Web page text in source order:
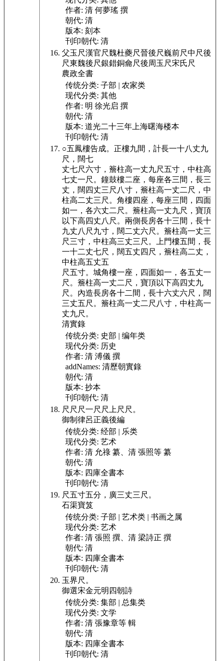
作者: 清 何夢瑤 撰
朝代: 清
版本: 刻本
刊印朝代: 清
父玉尺漢官尺魏杜夔尺晉後尺巍前尺中尺後
尺東魏後尺銀錯銅龠尺後周玉尺宋氏尺
農政全書
传统分类: 子部 | 农家类
现代分类: 其他
作者: 明 徐光启 撰
朝代: 清
版本: 道光二十三年上海曙海楼本
刊印朝代: 清
○五鳳樓告成。 正樓九間，計長一十八丈九
尺，闊七
丈七尺六寸，簷柱高一丈九尺五寸，中柱高
七丈一尺。 鐘鼓樓二座，每座各三間，長三
丈，闊四丈三尺八寸，簷柱高一丈二尺，中
柱高二丈三尺。 角樓四座，每座三間，四面
如一，各六丈二尺。 簷柱高一丈九尺，寶頂
以下高四丈八尺。 兩側長房各十三間，長十
九丈八尺九寸，闊二丈六尺。 簷柱高一丈三
尺三寸，中柱高三丈三尺。
上門樓五間，長
一十二丈七尺，闊五丈四尺，簷柱高二丈，
中柱高五丈五
尺五寸。 城角樓一座，四面如一，各五丈一
尺。 簷柱高一丈二尺，寶頂以下高四丈九
尺。 內造長房各十二間，長十六丈六尺，闊
三丈五尺。 簷柱高一丈二尺八寸，中柱高一
丈九尺。
清實錄
传统分类: 史部 | 编年类
现代分类: 历史
作者: 清 溥儀 撰
addNames: 清歷朝實錄
朝代: 清
版本: 抄本
刊印朝代: 清
尺尺尺一尺尺
上尺尺。
御制律呂正義後編
传统分类: 经部 | 乐类
现代分类: 艺术
作者: 清 允祿 纂、清 張照等 纂
朝代: 清
版本: 四庫全書本
刊印朝代: 清
尺五寸五分，廣三丈三尺。
石渠寶笈
传统分类: 子部 | 艺术类 | 书画之属
现代分类: 艺术
作者: 清 張照 撰、清 梁詩正 撰
朝代: 清
版本: 四庫全書本
刊印朝代: 清
玉界尺。
御選宋金元明四朝詩
传统分类: 集部 | 总集类
现代分类: 文学
作者: 清 張豫章等 輯
朝代: 清
版本: 四庫全書本
刊印朝代: 清